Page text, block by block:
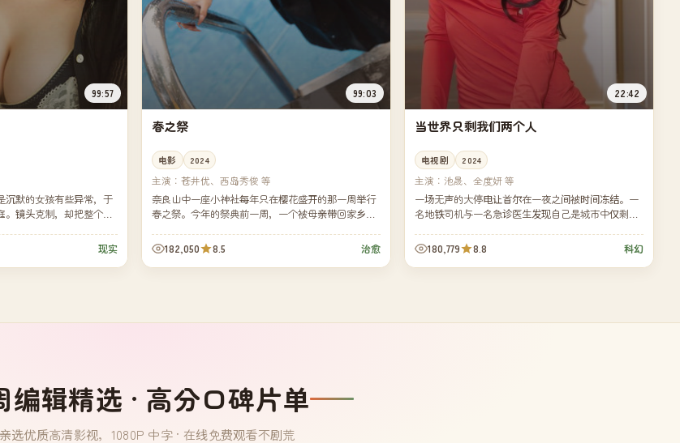
99:57
沉默的女孩有些异常，于
。镜头克制，却把整个青
现实
99:03
春之祭
电影 2024
主演：苍井优、西岛秀俊 等
奈良山中一座小神社每年只在樱花盛开的那一周举行
春之祭。今年的祭典前一周，一个被母亲带回家乡的
182,050 8.5 治愈
22:42
当世界只剩我们两个人
电视剧 2024
主演：池晟、全度妍 等
一场无声的大停电让首尔在一夜之间被时间冻结。一
名地铁司机与一名急诊医生发现自己是城市中仅剩的
找时间...
180,779 8.8 科幻
编辑精选 · 高分口碑片单
选优质高清影视，1080P 中字 · 在线免费观看不剧荒